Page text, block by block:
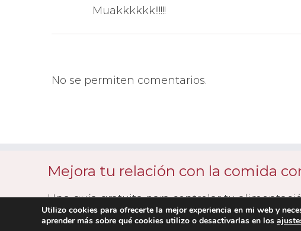
Muakkkkkk!!!!!!
No se permiten comentarios.
Mejora tu relación con la comida
Una guía gratuita para controlar tu
Utilizo cookies para ofrecerte la mejor experiencia en mi web y
aprender más sobre qué cookies utilizo o desactivarlas en los